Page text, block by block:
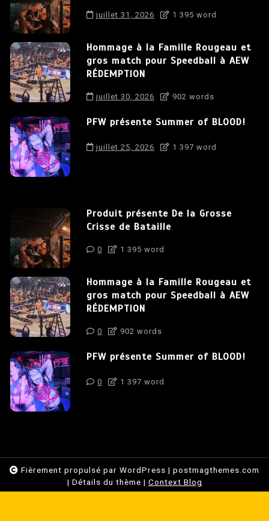
juillet 31, 2026 1 395 word
Hommage à la Famille Rougeau et
gros match pour Speedball à AEW
RÉDEMPTION
juillet 30, 2026 902 words
PFW présente Summer of BLOOD!
juillet 25, 2026 1 397 word
Produit présente De la Grosse
Crisse de Bataille
0 1 395 word
Hommage à la Famille Rougeau et
gros match pour Speedball à AEW
RÉDEMPTION
0 902 words
PFW présente Summer of BLOOD!
0 1 397 word
Fièrement propulsé par WordPress | postmagthemes.com
| Détails du thème | Context Blog